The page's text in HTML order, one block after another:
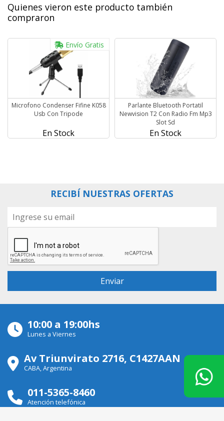
Quienes vieron este producto también
compraron
Microfono Condenser Fifine K058
Usb Con Tripode
Envío Gratis
En Stock
Parlante Bluetooth Portatil
Newvision T2 Con Radio Fm Mp3
Slot Sd
En Stock
RECIBÍ NUESTRAS OFERTAS
10:00 a 19:00hs
Lunes a Viernes
Av Triunvirato 2716, C1427AAN
CABA, Argentina
011-5365-8460
Atención telefónica